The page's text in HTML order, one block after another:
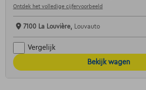
Ontdek het volledige cijfervoorbeeld
7100 La Louvière, Louvauto
Vergelijk
Bekijk wagen